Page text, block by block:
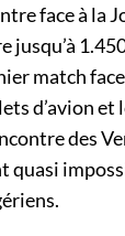
face à la
match
d’avion et
des
quasi